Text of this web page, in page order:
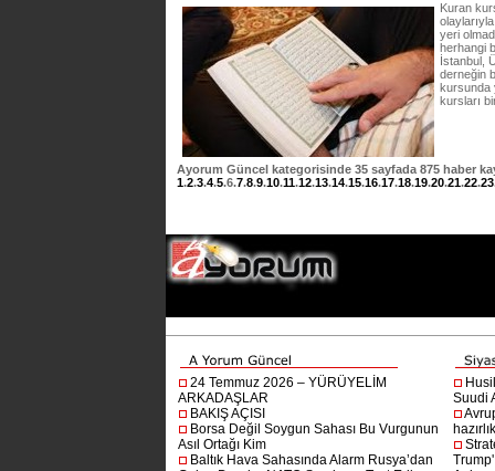
Kuran
yeri
herhangi
İstanbul,
derneğin
kursunda
kursları
Ayorum Güncel kategorisinde 35 sayfada 875 haber
1.2.3.4.5.6.7.8.9.10.11.12.13.14.15.16.17.18.19.20.21.22.23
24 Temmuz 2026 – YÜRÜYELİM
ARKADAŞLAR
BAKIŞ AÇISI
Borsa Değil Soygun Sahası Bu Vurgunun
Asıl Ortağı Kim
Baltık Hava Sahasında Alarm Rusya’dan
Suudi